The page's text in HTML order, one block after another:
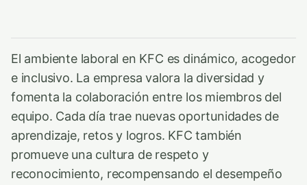
El ambiente laboral en KFC es dinámico, acogedor
e inclusivo. La empresa valora la diversidad y
fomenta la colaboración entre los miembros del
equipo. Cada día trae nuevas oportunidades de
aprendizaje, retos y logros. KFC también
promueve una cultura de respeto y
reconocimiento, recompensando el desempeño